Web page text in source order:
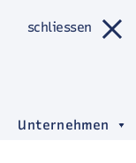
schliessen
Unternehmen